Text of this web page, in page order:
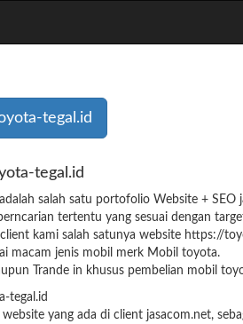
tegal.id
tegal.id
salah satu portofolio Website +
tertentu yang sesuai dengan
kami salah satunya website https://
macam jenis mobil merk Mobil toyota.
Trande in khusus pembelian mobil
tegal.id
yang ada di client jasacom.net,